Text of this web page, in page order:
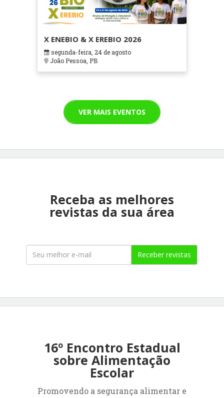
X ENEBIO & X EREBIO 2026
segunda-feira, 24 de agosto
João Pessoa, PB
VER MAIS EVENTOS
Receba as melhores
revistas da sua área
Receber revistas
16º Encontro Estadual
sobre Alimentação
Escolar
Promovendo a segurança alimentar e